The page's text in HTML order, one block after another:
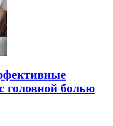
головной болью